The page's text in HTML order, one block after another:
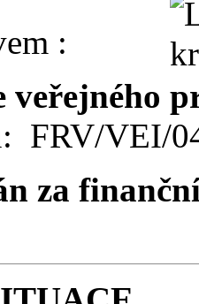
:
veřejného
FRV/VEI/
za